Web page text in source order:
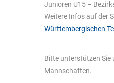
Junioren U15 –
Weitere Infos auf der
Württembergischen
Bitte unterstützen Sie
Mannschaften.